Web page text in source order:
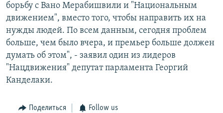
борьбу с Вано Мерабишвили и "Национальным
движением", вместо того, чтобы направить их на
нужды людей. По всем данным, сегодня проблем
больше, чем было вчера, и премьер больше должен
думать об этом", - заявил один из лидеров
"Нацдвижения" депутат парламента Георгий
Канделаки.
Поделиться Follow us